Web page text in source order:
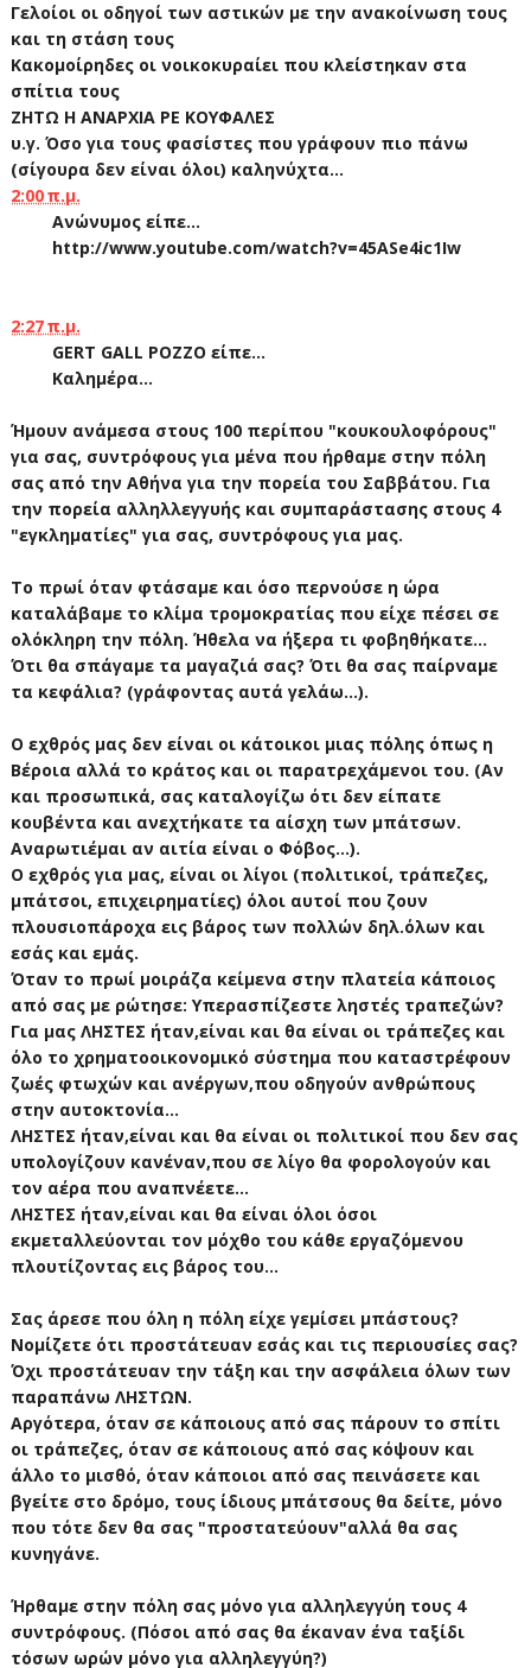
Γελοίοι οι οδηγοί των αστικών με την ανακοίνωση τους
και τη στάση τους
Κακομοίρηδες οι νοικοκυραίει που κλείστηκαν στα
σπίτια τους
ΖΗΤΩ Η ΑΝΑΡΧΙΑ ΡΕ ΚΟΥΦΑΛΕΣ
υ.γ. Όσο για τους φασίστες που γράφουν πιο πάνω
(σίγουρα δεν είναι όλοι) καληνύχτα...
2:00 π.μ.
Ανώνυμος είπε...
http://www.youtube.com/watch?v=45ASe4ic1Iw
2:27 π.μ.
GERT GALL POZZO είπε...
Καλημέρα...
Ήμουν ανάμεσα στους 100 περίπου "κουκουλοφόρους"
για σας, συντρόφους για μένα που ήρθαμε στην πόλη
σας από την Αθήνα για την πορεία του Σαββάτου. Για
την πορεία αλληλλεγγυής και συμπαράστασης στους 4
"εγκληματίες" για σας, συντρόφους για μας.
Το πρωί όταν φτάσαμε και όσο περνούσε η ώρα
καταλάβαμε το κλίμα τρομοκρατίας που είχε πέσει σε
ολόκληρη την πόλη. Ήθελα να ήξερα τι φοβηθήκατε...
Ότι θα σπάγαμε τα μαγαζιά σας? Ότι θα σας παίρναμε
τα κεφάλια? (γράφοντας αυτά γελάω...).
Ο εχθρός μας δεν είναι οι κάτοικοι μιας πόλης όπως η
Βέροια αλλά το κράτος και οι παρατρεχάμενοι του. (Αν
και προσωπικά, σας καταλογίζω ότι δεν είπατε
κουβέντα και ανεχτήκατε τα αίσχη των μπάτσων.
Αναρωτιέμαι αν αιτία είναι ο Φόβος...).
Ο εχθρός για μας, είναι οι λίγοι (πολιτικοί, τράπεζες,
μπάτσοι, επιχειρηματίες) όλοι αυτοί που ζουν
πλουσιοπάροχα εις βάρος των πολλών δηλ.όλων και
εσάς και εμάς.
Όταν το πρωί μοιράζα κείμενα στην πλατεία κάποιος
από σας με ρώτησε: Υπερασπίζεστε ληστές τραπεζών?
Για μας ΛΗΣΤΕΣ ήταν,είναι και θα είναι οι τράπεζες και
όλο το χρηματοοικονομικό σύστημα που καταστρέφουν
ζωές φτωχών και ανέργων,που οδηγούν ανθρώπους
στην αυτοκτονία...
ΛΗΣΤΕΣ ήταν,είναι και θα είναι οι πολιτικοί που δεν σας
υπολογίζουν κανέναν,που σε λίγο θα φορολογούν και
τον αέρα που αναπνέετε...
ΛΗΣΤΕΣ ήταν,είναι και θα είναι όλοι όσοι
εκμεταλλεύονται τον μόχθο του κάθε εργαζόμενου
πλουτίζοντας εις βάρος του...
Σας άρεσε που όλη η πόλη είχε γεμίσει μπάστους?
Νομίζετε ότι προστάτευαν εσάς και τις περιουσίες σας?
Όχι προστάτευαν την τάξη και την ασφάλεια όλων των
παραπάνω ΛΗΣΤΩΝ.
Αργότερα, όταν σε κάποιους από σας πάρουν το σπίτι
οι τράπεζες, όταν σε κάποιους από σας κόψουν και
άλλο το μισθό, όταν κάποιοι από σας πεινάσετε και
βγείτε στο δρόμο, τους ίδιους μπάτσους θα δείτε, μόνο
που τότε δεν θα σας "προστατεύουν"αλλά θα σας
κυνηγάνε.
Ήρθαμε στην πόλη σας μόνο για αλληλεγγύη τους 4
συντρόφους. (Πόσοι από σας θα έκαναν ένα ταξίδι
τόσων ωρών μόνο για αλληλεγγύη?)